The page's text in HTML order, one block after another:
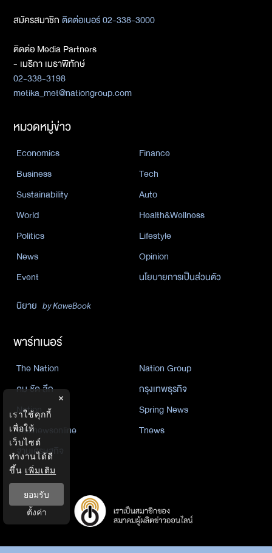
สมัครสมาชิกติดต่อเบอร์ 02-338-3000
ติดต่อ Media Partners
- เมธิกา เมธาพิทักษ์
02-338-3198
metika_met@nationgroup.com
หมวดหมู่ข่าว
Economics
Finance
Business
Tech
Sustainability
Auto
World
Health&Wellness
Politics
Lifestyle
News
Opinion
Event
นโยบายการเป็นส่วนตัว
นิยาย by KaweBook
พาร์ทเนอร์
The Nation
Nation Group
คม ชัด ลึก
กรุงเทพธุรกิจ
Nation
Spring News
Thainewsonline
Tnews
ฐานเศรษฐกิจ
×
เราใช้คุกกี้
เพื่อให้
เว็บไซต์
ทำงานได้ดี
ขึ้น เพิ่มเติม
ยอมรับ
ตั้งค่า